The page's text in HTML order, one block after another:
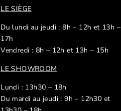
LE SIÈGE
Du lundi au jeudi : 8h – 12h et 13h –
17h
Vendredi : 8h – 12h et 13h – 15h
LE SHOWROOM
Lundi : 13h30 – 18h
Du mardi au jeudi : 9h – 12h30 et